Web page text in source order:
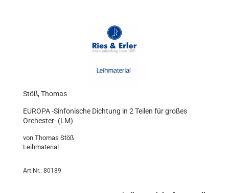
Stöß, Thomas
EUROPA -Sinfonische Dichtung in 2 Teilen für großes
Orchester- (LM)
von Thomas Stöß
Leihmaterial
Art.Nr.: 80189